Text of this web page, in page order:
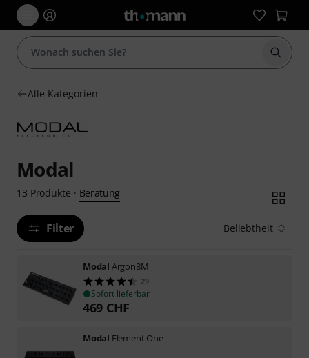
Suche
Alle Kategorien
Modal
13 Produkte · Beratung
Filter Beliebtheit
Modal Argon8M
29
Sofort lieferbar
469 CHF
Modal Element One